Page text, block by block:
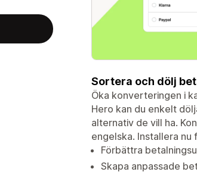
Sortera och dölj
Öka konverteringen i
Hero kan du enkelt
alternativ de vill ha.
engelska. Installera
Förbättra
Skapa anpassade